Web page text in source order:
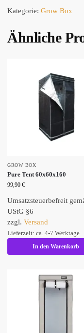
Kategorie: Grow Box
Ähnliche
GROW BOX
Pure Tent 60x60x160
99,90 €
Umsatzsteuerbefreit
UStG §6
zzgl. Versand
Lieferzeit: ca. 4-7 Werktage
In den Warenkorb